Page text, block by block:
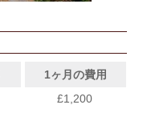
1ヶ月の費用
£1,200